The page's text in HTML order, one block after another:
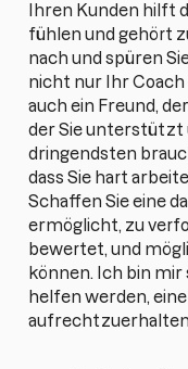
Ihren Kunden hilft
fühlen und gehört
nach und spüren
nicht nur Ihr
auch ein Freund,
der Sie unterstützt
dringendsten
dass Sie hart
Schaffen Sie eine
ermöglicht, zu
bewertet, und
können. Ich bin mir
helfen werden,